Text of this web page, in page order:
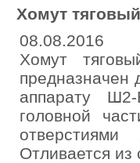
Хомут тяговый
08.08.2016
Хомут
предназначен
аппарату
головной
Отливается из